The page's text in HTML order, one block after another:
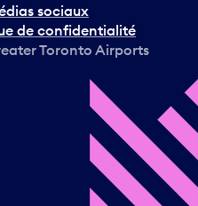
sociaux
de confidentialité
Toronto Airports